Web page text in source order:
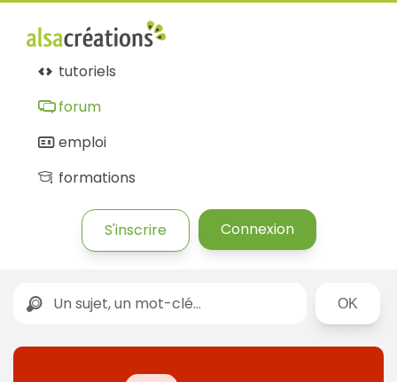
tutoriels
forum
emploi
formations
S'inscrire Connexion
Rechercher